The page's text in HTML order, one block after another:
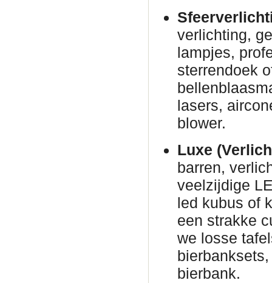
verlichting,
lampjes,
sterrendoek
lasers,
blower.
Luxe
barren,
veelzijdige
led kubus of
een strakke
we losse
bierbank.